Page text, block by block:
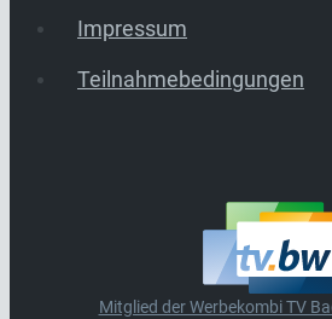
Impressum
Teilnahmebedingungen
Mitglied der Werbekombi TV